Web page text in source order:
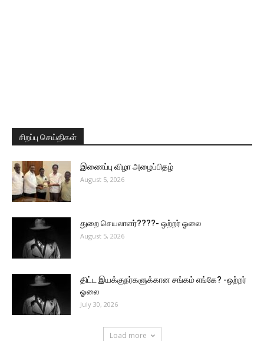
சிறப்பு செய்திகள்
இணைப்பு விழா அழைப்பிதழ்
August 5, 2026
துறை செயலாளர்????- ஒற்றர் ஓலை
August 5, 2026
திட்ட இயக்குநர்களுக்கான சங்கம் எங்கே? -ஒற்றர்
ஓலை
July 30, 2026
Load more